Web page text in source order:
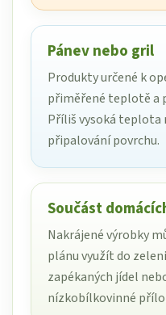
Pánev nebo gril
Produkty určené k
přiměřené teplotě a
Příliš vysoká teplota
připalování povrchu.
Součást
Nakrájené výrobky
plánu využít do
zapékaných jídel
nízkobílkovinné